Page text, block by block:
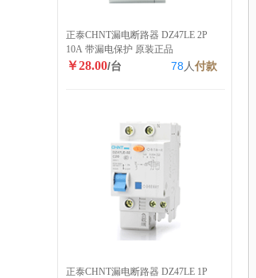
正泰CHNT漏电断路器 DZ47LE 2P
10A 带漏电保护 原装正品
￥28.00/台 78 人付款
正泰CHNT漏电断路器 DZ47LE 1P